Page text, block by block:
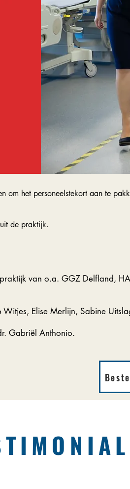
om het personeelstekort aan te
de praktijk.
van o.a. GGZ Delfland,
Elise Merlijn, Sabine
Gabriël Anthonio.